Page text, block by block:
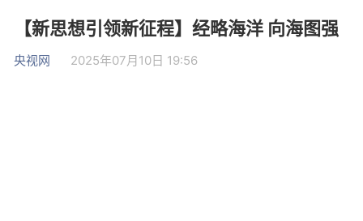
【新思想引领新征程】经略海洋 向海图强
央视网 2025年07月10日 19:56